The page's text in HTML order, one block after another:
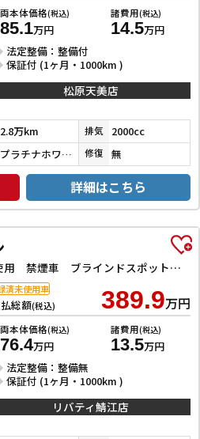
本体価格(税込)
万円
諸費用(税込)
14.5万円
法定整備：整備付
保証付 (1ヶ月・1000km )
松原天美店
2.8万km 排気 2000cc
プラチナホワイトパールマイカ 修復 無
詳細はこちら
e：HEVスパーダ 登録済未使用 禁煙車 ブラインドスポットモニター クリアランスソナー オートクルーズコントロール レーンアシスト 衝突被害軽減システム 両側電動スライドドア オートライト LEDヘッドランプ
総額(税込) 389.9万円
本体価格(税込)
万円
諸費用(税込)
13.5万円
法定整備：整備無
保証付 (1ヶ月・1000km )
済未使用車
リバティ鯖江店